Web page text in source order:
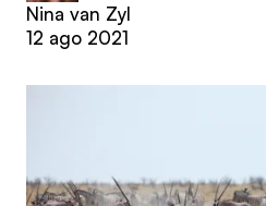
Nina van Zyl
12 ago 2021